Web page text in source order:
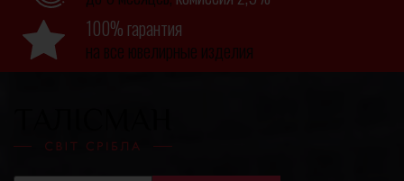
100% гарантия
на все ювелирные изделия